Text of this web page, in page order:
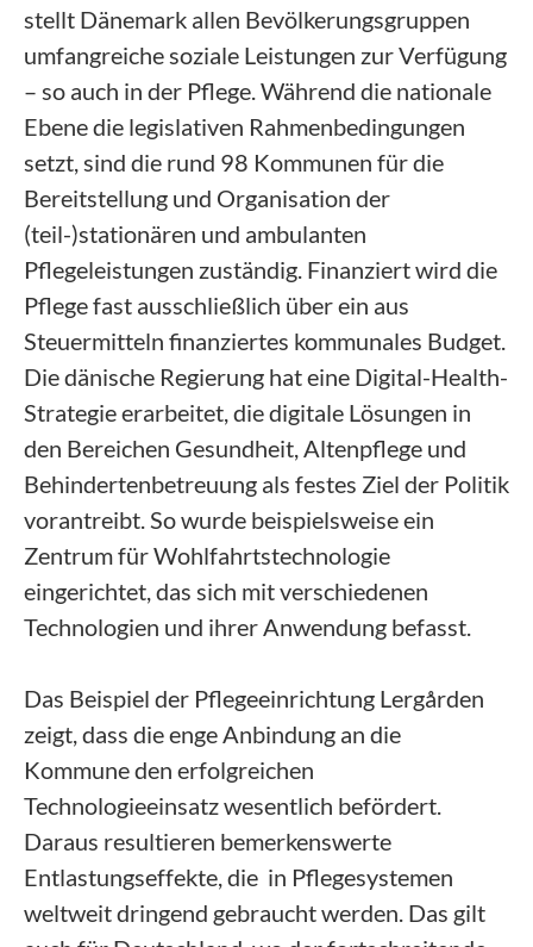
stellt Dänemark allen Bevölkerungsgruppen
umfangreiche soziale Leistungen zur Verfügung
– so auch in der Pflege. Während die nationale
Ebene die legislativen Rahmenbedingungen
setzt, sind die rund 98 Kommunen für die
Bereitstellung und Organisation der
(teil-)stationären und ambulanten
Pflegeleistungen zuständig. Finanziert wird die
Pflege fast ausschließlich über ein aus
Steuermitteln finanziertes kommunales Budget.
Die dänische Regierung hat eine Digital-Health-
Strategie erarbeitet, die digitale Lösungen in
den Bereichen Gesundheit, Altenpflege und
Behindertenbetreuung als festes Ziel der Politik
vorantreibt. So wurde beispielsweise ein
Zentrum für Wohlfahrtstechnologie
eingerichtet, das sich mit verschiedenen
Technologien und ihrer Anwendung befasst.
Das Beispiel der Pflegeeinrichtung Lergården
zeigt, dass die enge Anbindung an die
Kommune den erfolgreichen
Technologieeinsatz wesentlich befördert.
Daraus resultieren bemerkenswerte
Entlastungseffekte, die in Pflegesystemen
weltweit dringend gebraucht werden. Das gilt